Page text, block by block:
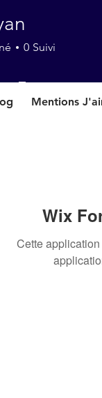
Wix
Cette
0 Suivi
Mentions